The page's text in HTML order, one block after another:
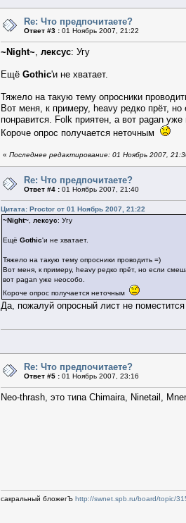
Re: Что предпочитаете?
Ответ #3 : 01 Ноябрь 2007, 21:22
~Night~, лексус: Угу
Ещё Gothic'и не хватает.
Тяжело на такую тему опросники
Вот меня, к примеру, heavy редко прёт,
понравится. Folk приятен, а вот pagan уже
Короче опрос получается неточным
« Последнее редактирование: 01 Ноябрь 2007,
Re: Что предпочитаете?
Ответ #4 : 01 Ноябрь 2007, 21:40
Цитата: Proctor от 01 Ноябрь 2007, 21:22
~Night~
лексус: Угу
Ещё Gothic'и не хватает.
Тяжело на такую тему опросники проводить =)
Вот меня, к примеру, heavy редко прёт, но если
вот pagan уже неособо.
Короче опрос получается неточным
Да, пожалуй опросный лист не
Re: Что предпочитаете?
Ответ #5 : 01 Ноябрь 2007, 23:16
Neo-thrash, это типа Chimaira, Ninetail,
сакральный бложегЪ http://swnet.spb.ru/board/topic/